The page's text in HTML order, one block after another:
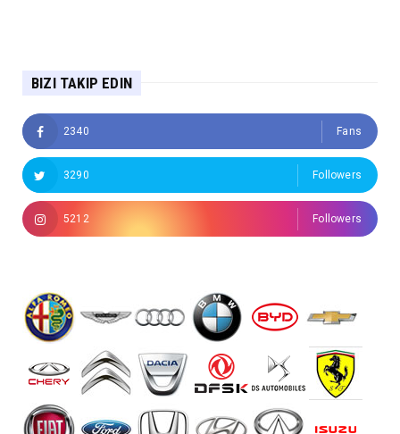
BIZI TAKIP EDIN
2340 Fans
3290 Followers
5212 Followers